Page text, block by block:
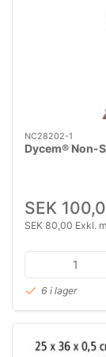
NC28202-1
Dycem® Non-
SEK
SEK 80,00 Exkl.
6 i lager